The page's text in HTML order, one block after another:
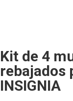
Kit de 4
rebajados
INSIGNIA